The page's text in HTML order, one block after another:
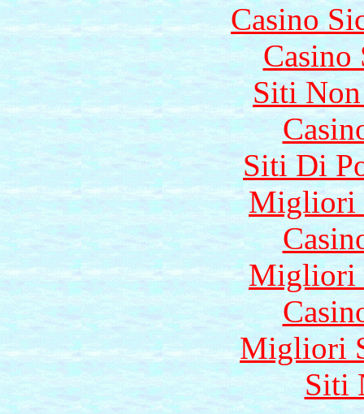
Casino
Casino
Siti
Siti Di
Migliori
Migliori
Migliori
Siti